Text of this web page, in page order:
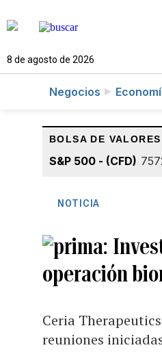
8 de agosto de 2026
Negocios
BOLSA DE VALORES
S&P 500 - (CFD)
NOTICIA
operación
Ceria
reuniones